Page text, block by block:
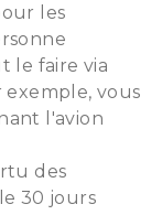
les
le faire via
vous
l'avion
des
30 jours